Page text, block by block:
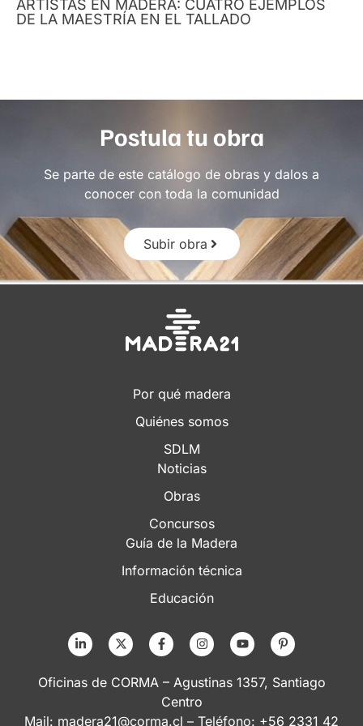
ARTISTAS EN MADERA: CUATRO EJEMPLOS
DE LA MAESTRÍA EN EL TALLADO
Postula tu obra
Se parte de este catálogo de obras y dalos a
conocer con toda la comunidad
Subir obra
Por qué madera
Quiénes somos
SDLM
Noticias
Obras
Concursos
Guía de la Madera
Información técnica
Educación
Oficinas de CORMA – Agustinas 1357, Santiago
Centro
Mail: madera21@corma.cl – Teléfono: +56 2331 42